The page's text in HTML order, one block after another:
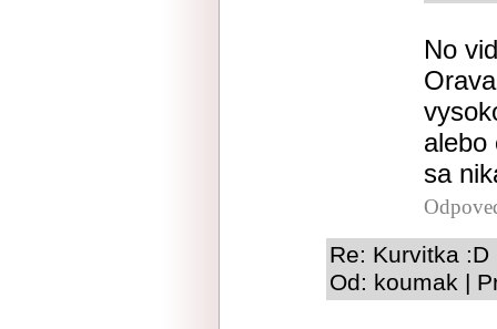
No
alebo
sa
Re: Kurvitka :D
Od: koumak |